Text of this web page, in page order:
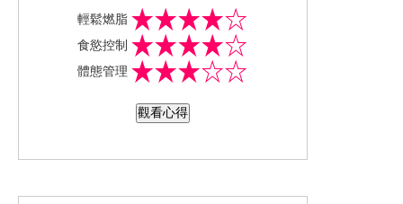
謝，達到輕鬆維持體態，減輕負擔，保
持健康美麗，有食慾控制、幫助燃脂代
謝感受，搭配運動更能事半功倍。本次
試用商品感受輕鬆管理體態曲線，使用
鐘-1小時食用1-2顆，調整體質促進新陳
餐前3顆。整體使用後會想回購和推薦他
輕鬆燃脂
食慾控制
體態管理
觀看心得